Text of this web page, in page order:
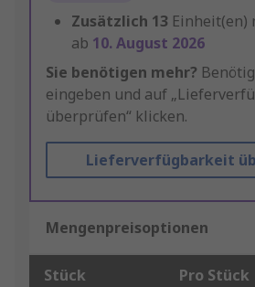
Zusätzlich 13 Einheit(en)
ab 10. August 2026
Sie benötigen mehr?
eingeben und auf
überprüfen“ klicken.
Lieferverfügbarkeit
Mengenpreisoptionen
Stück Pro Stück